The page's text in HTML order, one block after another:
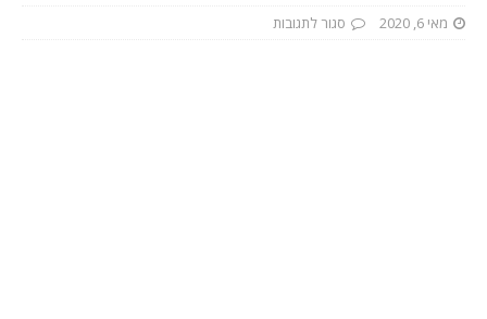
מאי 6, 2020 סגור לתגובות